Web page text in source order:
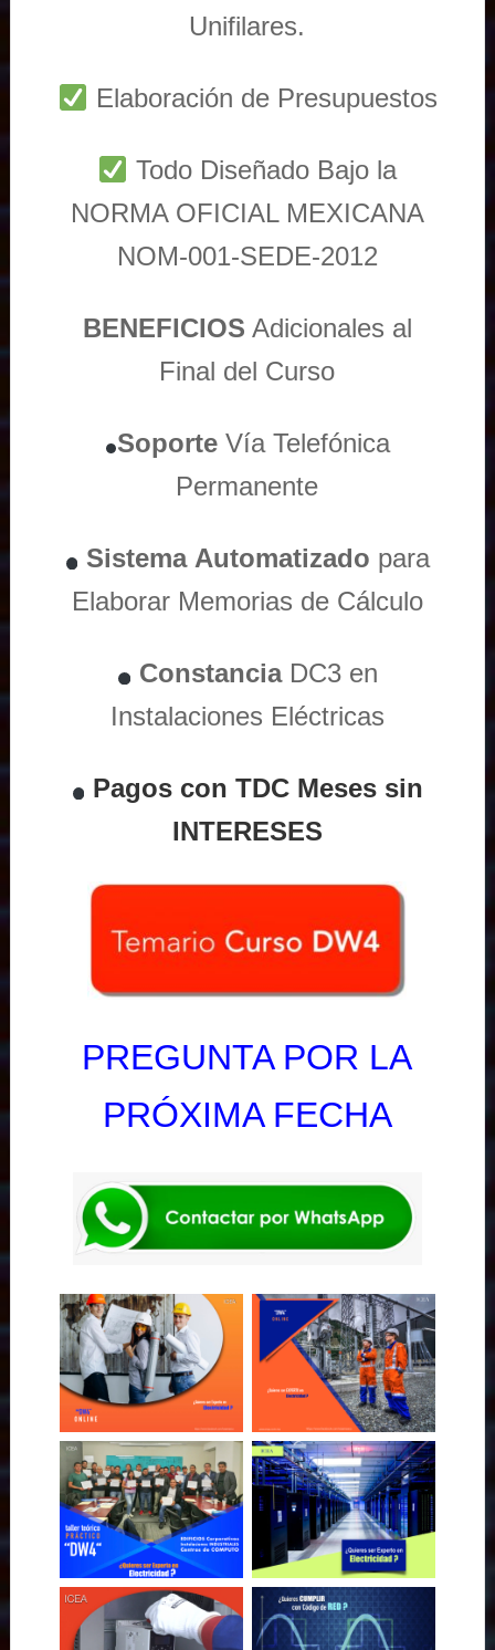
Unifilares.
Elaboración de Presupuestos
Todo Diseñado Bajo la
NORMA OFICIAL MEXICANA
NOM-001-SEDE-2012
BENEFICIOS Adicionales al
Final del Curso
Soporte Vía Telefónica
Permanente
Sistema Automatizado para
Elaborar Memorias de Cálculo
ConstanciaDC3 en
Instalaciones Eléctricas
Pagos con TDC Meses sin
INTERESES
PREGUNTA POR LA
PRÓXIMA FECHA